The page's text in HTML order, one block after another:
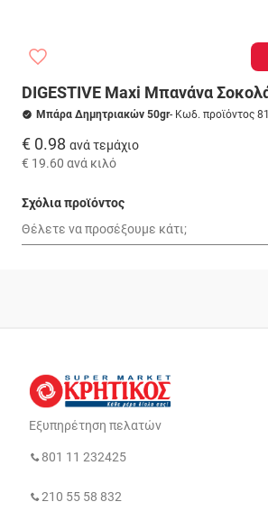
DIGESTIVE Maxi Μπανάνα
Μπάρα Δημητριακών 50gr- Κωδ. προϊόντος
€ 0.98 ανά τεμάχιο
€ 19.60 ανά κιλό
Σχόλια προϊόντος
Εξυπηρέτηση πελατών
801 11 232425
210 55 58 832